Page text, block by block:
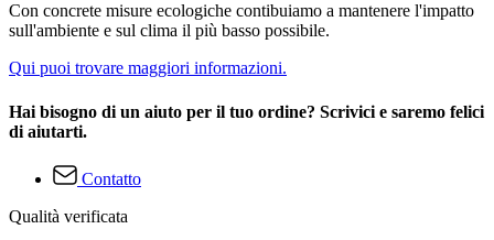
Con concrete misure ecologiche contibuiamo a mantenere l'impatto
sull'ambiente e sul clima il più basso possibile.
Qui puoi trovare maggiori informazioni.
Hai bisogno di un aiuto per il tuo ordine? Scrivici e saremo felici
di aiutarti.
Contatto
Qualità verificata